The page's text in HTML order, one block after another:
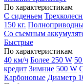
По характеристикам
С сиденьем
150 кг.
Со съемным
Быстрые
По характеристикам
40 км/ч Более 250 W
кредит Зимние 500 W
Карбоновые Диаметр